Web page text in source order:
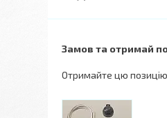
Замов та отримай
Отримайте цю